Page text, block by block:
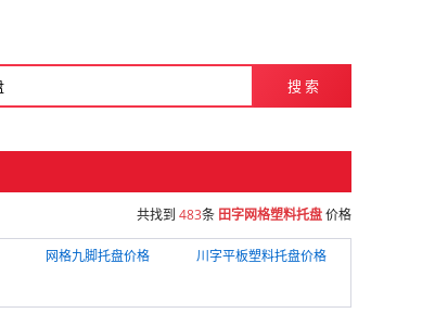
搜 索
共找到 483条 田字网格塑料托盘价格
网格九脚托盘价格
川字平板塑料托盘价格